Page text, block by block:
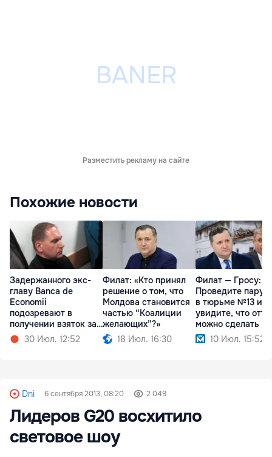
Разместить рекламу на сайте
Похожие новости
Задержанного экс-
главу Banca de
Economii
подозревают в
получении взяток за
кредиты
30 Июл. 12:52
Филат: «Кто принял
решение о том, что
Молдова становится
частью “Коалиции
желающих”?»
18 Июл. 16:30
Филат — Гросу:
Проведите пару
в тюрьме №13 и
увидите, что
можно сделать
10 Июл. 15:52
Dni 6 сентября 2013, 08:20 2 049
Лидеров G20 восхитило
световое шоу